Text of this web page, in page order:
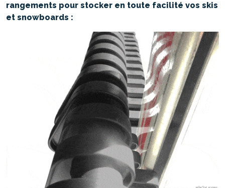
rangements pour stocker en toute facilité vos skis
et snowboards :